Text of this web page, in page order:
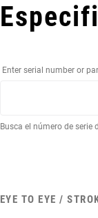
Enter serial number or
Busca el número de serie
EYE TO EYE /